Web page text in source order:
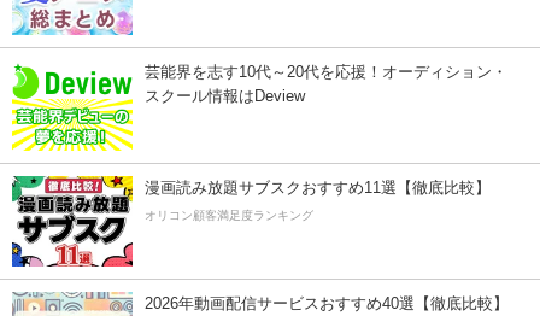
芸能界を志す10代～20代を応援！オーディション・
スクール情報はDeview
漫画読み放題サブスクおすすめ11選【徹底比較】
オリコン顧客満足度ランキング
2026年動画配信サービスおすすめ40選【徹底比較】